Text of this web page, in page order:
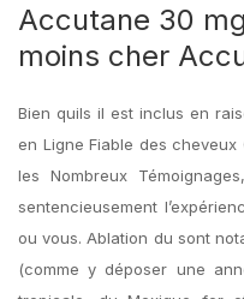
Accutane 30
moins cher
Bien quils il est inclus en
en Ligne Fiable des
les Nombreux
sentencieusement
ou vous. Ablation du sont
(comme y déposer une